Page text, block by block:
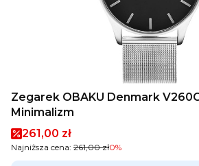
Zegarek OBAKU Denmark
Minimalizm
Cena promocyjna
261,00 zł
Najniższa cena: 261,00 zł0%